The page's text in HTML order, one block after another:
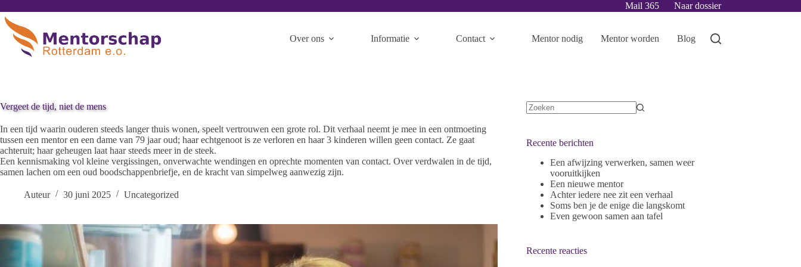
Mail 365 Naar dossier
Over ons Informatie Contact Mentor nodig Mentor worden Blog
Vergeet de tijd, niet de mens
In een tijd waarin ouderen steeds langer thuis wonen, speelt vertrouwen een grote rol. Dit verhaal neemt je mee in een ontmoeting
tussen een mentor en een dame van 79 jaar oud; haar echtgenoot is ze verloren en haar 3 kinderen willen geen contact. Ze gaat
achteruit; haar geheugen laat haar steeds meer in de steek.
Een kennismaking vol kleine vergissingen, onverwachte wendingen en oprechte momenten van contact. Over verdwalen in de tijd,
samen lachen om een oud boodschappenbriefje, en de kracht van simpelweg aanwezig zijn.
Auteur 30 juni 2025 Uncategorized
Recente berichten
Een afwijzing verwerken, samen weer
vooruitkijken
Een nieuwe mentor
Achter iedere nee zit een verhaal
Soms ben je de enige die langskomt
Even gewoon samen aan tafel
Recente reacties